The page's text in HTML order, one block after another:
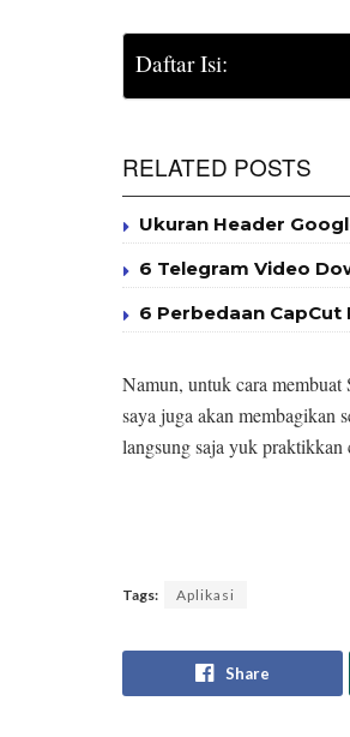
Daftar Isi:
RELATED POSTS
Ukuran Header
6 Telegram Video
6 Perbedaan CapCut
Namun, untuk cara
saya juga akan membagikan
langsung saja yuk
Tags: Aplikasi
Share